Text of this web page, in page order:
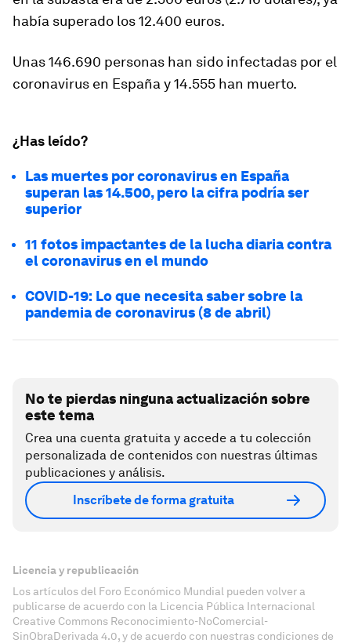
había superado los 12.400 euros.
Unas 146.690 personas han sido infectadas por el
coronavirus en España y 14.555 han muerto.
¿Has leído?
Las muertes por coronavirus en España
superan las 14.500, pero la cifra podría ser
superior
11 fotos impactantes de la lucha diaria contra
el coronavirus en el mundo
COVID-19: Lo que necesita saber sobre la
pandemia de coronavirus (8 de abril)
No te pierdas ninguna actualización sobre
este tema
Crea una cuenta gratuita y accede a tu colección
personalizada de contenidos con nuestras últimas
publicaciones y análisis.
Inscríbete de forma gratuita
Licencia y republicación
Los artículos del Foro Económico Mundial pueden volver a
publicarse de acuerdo con la Licencia Pública Internacional
Creative Commons Reconocimiento-NoComercial-
SinObraDerivada 4.0, y de acuerdo con nuestras condiciones de